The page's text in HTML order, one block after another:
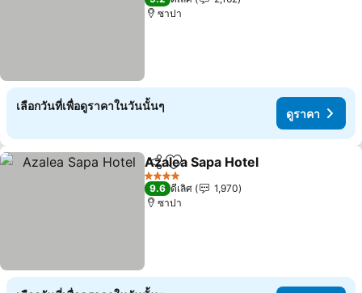
ซาปา
เลือกวันที่เพื่อดูราคาในวันนั้นๆ
ดูราคา
แชร์ เพิ่มในรายการโปรด
Azalea Sapa Hotel
4 ดาว
9.6 ดีเลิศ
1,970
ซาปา